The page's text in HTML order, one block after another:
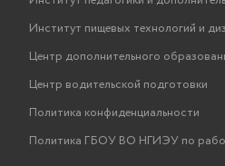
Институт пищевых технологий и
Центр дополнительного
Центр водительской подготовки
Политика конфиденциальности
Политика ГБОУ ВО НГИЭУ по